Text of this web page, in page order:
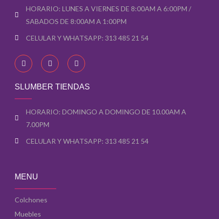
HORARIO: LUNES A VIERNES DE 8:00AM A 6:00PM /
SABADOS DE 8:00AM A 1:00PM
CELULAR Y WHATSAPP: 313 485 21 54
F
a
c
e
b
o
o
I
n
s
t
a
g
m
Y
o
u
t
u
b
s
r
SLUMBER TIENDAS
HORARIO: DOMINGO A DOMINGO DE 10.00AM A
7.00PM
CELULAR Y WHATSAPP: 313 485 21 54
MENU
Colchones
Muebles